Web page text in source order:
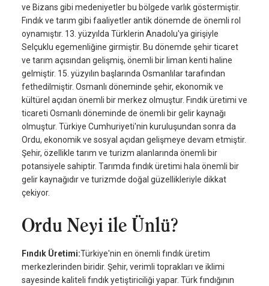
ve Bizans gibi medeniyetler bu bölgede varlık göstermiştir.
Fındık ve tarım gibi faaliyetler antik dönemde de önemli rol
oynamıştır. 13. yüzyılda Türklerin Anadolu'ya girişiyle
Selçuklu egemenliğine girmiştir. Bu dönemde şehir ticaret
ve tarım açısından gelişmiş, önemli bir liman kenti haline
gelmiştir. 15. yüzyılın başlarında Osmanlılar tarafından
fethedilmiştir. Osmanlı döneminde şehir, ekonomik ve
kültürel açıdan önemli bir merkez olmuştur. Fındık üretimi ve
ticareti Osmanlı döneminde de önemli bir gelir kaynağı
olmuştur. Türkiye Cumhuriyeti'nin kuruluşundan sonra da
Ordu, ekonomik ve sosyal açıdan gelişmeye devam etmiştir.
Şehir, özellikle tarım ve turizm alanlarında önemli bir
potansiyele sahiptir. Tarımda fındık üretimi hala önemli bir
gelir kaynağıdır ve turizmde doğal güzellikleriyle dikkat
çekiyor.
Ordu Neyi ile Ünlü?
Fındık Üretimi:Türkiye'nin en önemli fındık üretim
merkezlerinden biridir. Şehir, verimli toprakları ve iklimi
sayesinde kaliteli fındık yetiştiriciliği yapar. Türk fındığının